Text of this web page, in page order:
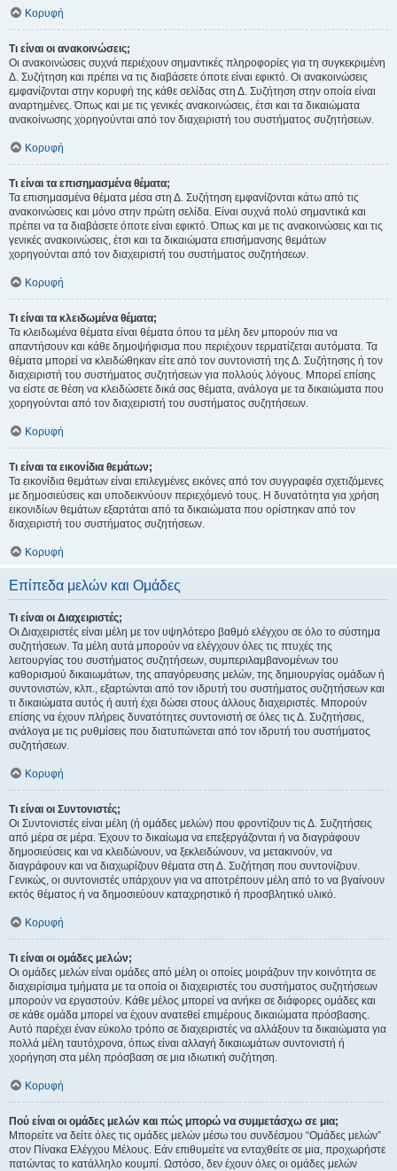
Κορυφή
Τι είναι οι ανακοινώσεις;
Οι ανακοινώσεις συχνά περιέχουν σημαντικές πληροφορίες για τη συγκεκριμένη
Δ. Συζήτηση και πρέπει να τις διαβάσετε όποτε είναι εφικτό. Οι ανακοινώσεις
εμφανίζονται στην κορυφή της κάθε σελίδας στη Δ. Συζήτηση στην οποία είναι
αναρτημένες. Όπως και με τις γενικές ανακοινώσεις, έτσι και τα δικαιώματα
ανακοίνωσης χορηγούνται από τον διαχειριστή του συστήματος συζητήσεων.
Κορυφή
Τι είναι τα επισημασμένα θέματα;
Τα επισημασμένα θέματα μέσα στη Δ. Συζήτηση εμφανίζονται κάτω από τις
ανακοινώσεις και μόνο στην πρώτη σελίδα. Είναι συχνά πολύ σημαντικά και
πρέπει να τα διαβάσετε όποτε είναι εφικτό. Όπως και με τις ανακοινώσεις και τις
γενικές ανακοινώσεις, έτσι και τα δικαιώματα επισήμανσης θεμάτων
χορηγούνται από τον διαχειριστή του συστήματος συζητήσεων.
Κορυφή
Τι είναι τα κλειδωμένα θέματα;
Τα κλειδωμένα θέματα είναι θέματα όπου τα μέλη δεν μπορούν πια να
απαντήσουν και κάθε δημοψήφισμα που περιέχουν τερματίζεται αυτόματα. Τα
θέματα μπορεί να κλειδώθηκαν είτε από τον συντονιστή της Δ. Συζήτησης ή τον
διαχειριστή του συστήματος συζητήσεων για πολλούς λόγους. Μπορεί επίσης
να είστε σε θέση να κλειδώσετε δικά σας θέματα, ανάλογα με τα δικαιώματα που
χορηγούνται από τον διαχειριστή του συστήματος συζητήσεων.
Κορυφή
Τι είναι τα εικονίδια θεμάτων;
Τα εικονίδια θεμάτων είναι επιλεγμένες εικόνες από τον συγγραφέα σχετιζόμενες
με δημοσιεύσεις και υποδεικνύουν περιεχόμενό τους. Η δυνατότητα για χρήση
εικονιδίων θεμάτων εξαρτάται από τα δικαιώματα που ορίστηκαν από τον
διαχειριστή του συστήματος συζητήσεων.
Κορυφή
Επίπεδα μελών και Ομάδες
Τι είναι οι Διαχειριστές;
Οι Διαχειριστές είναι μέλη με τον υψηλότερο βαθμό ελέγχου σε όλο το σύστημα
συζητήσεων. Τα μέλη αυτά μπορούν να ελέγχουν όλες τις πτυχές της
λειτουργίας του συστήματος συζητήσεων, συμπεριλαμβανομένων του
καθορισμού δικαιωμάτων, της απαγόρευσης μελών, της δημιουργίας ομάδων ή
συντονιστών, κλπ., εξαρτώνται από τον ιδρυτή του συστήματος συζητήσεων και
τι δικαιώματα αυτός ή αυτή έχει δώσει στους άλλους διαχειριστές. Μπορούν
επίσης να έχουν πλήρεις δυνατότητες συντονιστή σε όλες τις Δ. Συζητήσεις,
ανάλογα με τις ρυθμίσεις που διατυπώνεται από τον ιδρυτή του συστήματος
συζητήσεων.
Κορυφή
Τι είναι οι Συντονιστές;
Οι Συντονιστές είναι μέλη (ή ομάδες μελών) που φροντίζουν τις Δ. Συζητήσεις
από μέρα σε μέρα. Έχουν το δικαίωμα να επεξεργάζονται ή να διαγράφουν
δημοσιεύσεις και να κλειδώνουν, να ξεκλειδώνουν, να μετακινούν, να
διαγράφουν και να διαχωρίζουν θέματα στη Δ. Συζήτηση που συντονίζουν.
Γενικώς, οι συντονιστές υπάρχουν για να αποτρέπουν μέλη από το να βγαίνουν
εκτός θέματος ή να δημοσιεύουν καταχρηστικό ή προσβλητικό υλικό.
Κορυφή
Τι είναι οι ομάδες μελών;
Οι ομάδες μελών είναι ομάδες από μέλη οι οποίες μοιράζουν την κοινότητα σε
διαχειρίσιμα τμήματα με τα οποία οι διαχειριστές του συστήματος συζητήσεων
μπορούν να εργαστούν. Κάθε μέλος μπορεί να ανήκει σε διάφορες ομάδες και
σε κάθε ομάδα μπορεί να έχουν ανατεθεί επιμέρους δικαιώματα πρόσβασης.
Αυτό παρέχει έναν εύκολο τρόπο σε διαχειριστές να αλλάξουν τα δικαιώματα για
πολλά μέλη ταυτόχρονα, όπως είναι αλλαγή δικαιωμάτων συντονιστή ή
χορήγηση στα μέλη πρόσβαση σε μια ιδιωτική συζήτηση.
Κορυφή
Πού είναι οι ομάδες μελών και πώς μπορώ να συμμετάσχω σε μια;
Μπορείτε να δείτε όλες τις ομάδες μελών μέσω του συνδέσμου “Ομάδες μελών”
στον Πίνακα Ελέγχου Μέλους. Εάν επιθυμείτε να ενταχθείτε σε μια, προχωρήστε
πατώντας το κατάλληλο κουμπί. Ωστόσο, δεν έχουν όλες οι ομάδες μελών